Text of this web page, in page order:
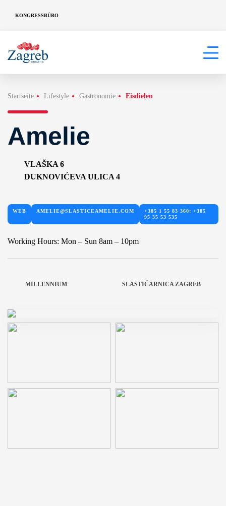
KONGRESSBÜRO
Startseite Lifestyle Gastronomie Eisdielen
Amelie
VLAŠKA 6
DUKNOVIĆEVA ULICA 4
WEB AMELIE@SLASTICEAMELIE.COM
+385 1 55 83 360; +385
95 35 53 535
Working Hours: Mon – Sun 8am – 10pm
MILLENNIUM SLASTIČARNICA ZAGREB